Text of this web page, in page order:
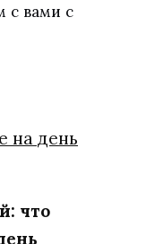
с вами с
что